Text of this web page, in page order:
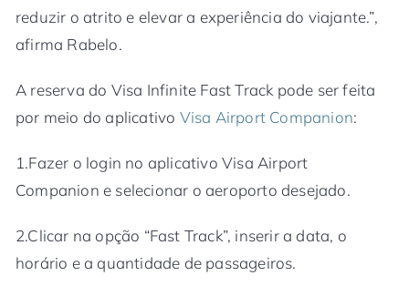
reduzir o atrito e elevar a experiência do viajante.”,
afirma Rabelo.
A reserva do Visa Infinite Fast Track pode ser feita
por meio do aplicativo Visa Airport Companion:
1.Fazer o login no aplicativo Visa Airport
Companion e selecionar o aeroporto desejado.
2.Clicar na opção “Fast Track”, inserir a data, o
horário e a quantidade de passageiros.